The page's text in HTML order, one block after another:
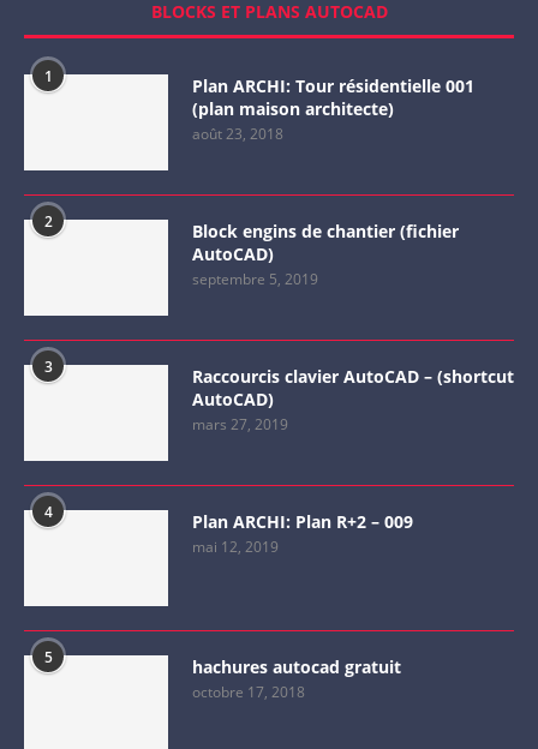
BLOCKS ET PLANS AUTOCAD
1
Plan ARCHI: Tour résidentielle 001
(plan maison architecte)
août 23, 2018
2
Block engins de chantier (fichier
AutoCAD)
septembre 5, 2019
3
Raccourcis clavier AutoCAD – (shortcut
AutoCAD)
mars 27, 2019
4 Plan ARCHI: Plan R+2 – 009
mai 12, 2019
5 hachures autocad gratuit
octobre 17, 2018